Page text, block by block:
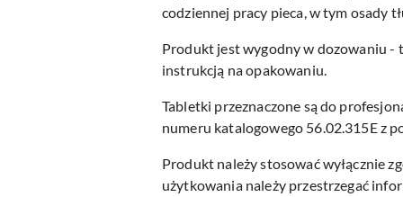
codziennej pracy pieca, w tym osady
Produkt jest wygodny w dozowaniu -
instrukcją na opakowaniu.
Tabletki przeznaczone są do
numeru katalogowego 56.02.315E z
Produkt należy stosować wyłącznie
użytkowania należy przestrzegać